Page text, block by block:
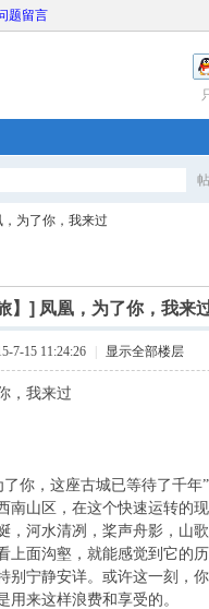
题留言
，为了你，我来过
】] 凤凰，为了你，我来
7-15 11:24:26 显示全部楼层
，我来过
你，这座古城已等待了千年
南山区，在这个快速运转的
，河水清冽，桨声舟影，山
上面沟壑，就能感觉到它的
别宁静安详。或许这一刻，
用来这样浪费和享受的。